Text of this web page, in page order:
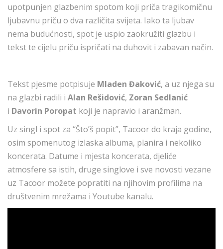
upotpunjen glazbenim spotom koji priča tragikomičnu
ljubavnu priču o dva različita svijeta. Iako ta ljubav
nema budućnosti, spot je uspio zaokružiti glazbu i
tekst te cijelu priču ispričati na duhovit i zabavan način.
Tekst pjesme potpisuje Mladen Đaković, a uz njega su
na glazbi radili i Alan Rešidović, Zoran Sedlanić
i Davorin Poropat koji je napravio i aranžman.
Uz singl i spot za “Što’š popit”, Tacoor do kraja godine,
osim spomenutog izlaska albuma, planira i nekoliko
koncerata. Datume i mjesta koncerata, djeliće
atmosfere sa istih, druge singlove i sve novosti vezane
uz Tacoor možete popratiti na njihovim profilima na
društvenim mrežama i Youtube kanalu.